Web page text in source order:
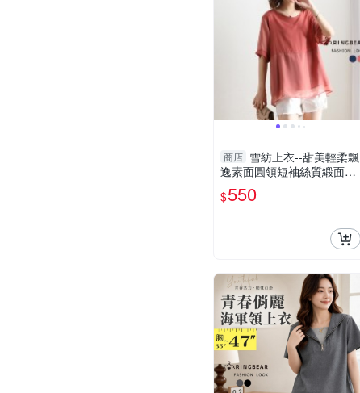
商店 雪紡上衣--甜美輕柔飄
逸素面圓領短袖絲質緞面拼
接雪紡上衣(粉.藍L-3L)-U59
9眼圈熊中大尺碼
$550